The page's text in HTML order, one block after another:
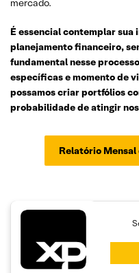
mercado.
É essencial contemplar
planejamento financeiro,
fundamental nesse
específicas e momento de
possamos criar portfólios
probabilidade de atingir
Relatório Mensal